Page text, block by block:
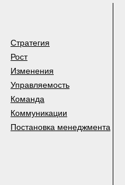
Стратегия
Рост
Изменения
Управляемость
Команда
Коммуникации
Постановка менеджмента